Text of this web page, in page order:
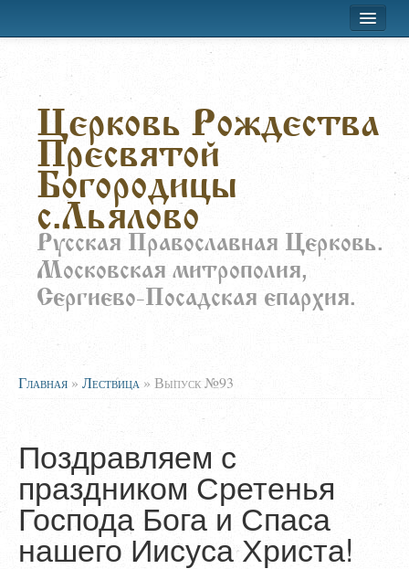
Лествица
Воскресная школа
Расписание
О храме
Заказать требы
Церковь Рождества
Пресвятой
Богородицы
с.Льялово
Русская Православная Церковь.
Московская митрополия,
Сергиево-Посадская епархия.
Главная » Лествица » Выпуск №93
Поздравляем с
праздником Сретенья
Господа Бога и Спаса
нашего Иисуса Христа!